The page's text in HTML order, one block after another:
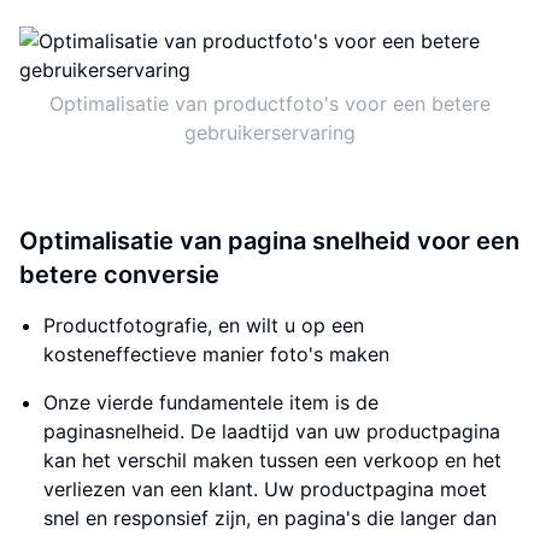
Optimalisatie van productfoto's voor een betere
gebruikerservaring
Optimalisatie van pagina snelheid voor een
betere conversie
Productfotografie, en wilt u op een
kosteneffectieve manier foto's maken
Onze vierde fundamentele item is de
paginasnelheid. De laadtijd van uw productpagina
kan het verschil maken tussen een verkoop en het
verliezen van een klant. Uw productpagina moet
snel en responsief zijn, en pagina's die langer dan